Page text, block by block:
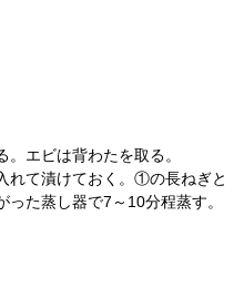
エビは背わたを取る。
れて漬けておく。①の長ねぎと
た蒸し器で7～10分程蒸す。